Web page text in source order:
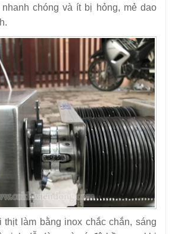
chóng và ít bị hỏng, mẻ dao
thịt làm bằng inox chắc chắn, sáng